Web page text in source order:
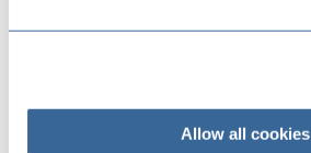
Allow all cookies